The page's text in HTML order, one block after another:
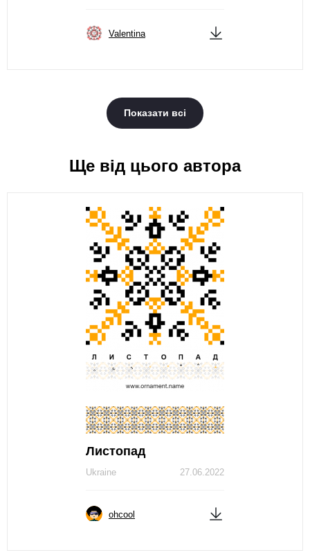
Valentina
Показати всі
Ще від цього автора
Листопад
27.06.2022
Ukraine
ohcool